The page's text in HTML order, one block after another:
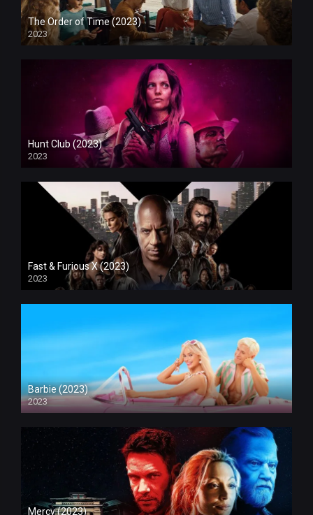
The Order of Time (2023)
2023
Hunt Club (2023)
2023
Fast & Furious X (2023)
2023
Barbie (2023)
2023
Mercy (2023)